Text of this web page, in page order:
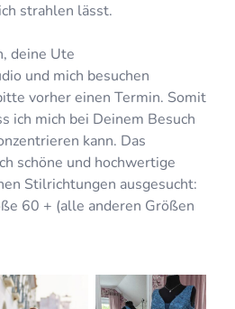
strahlen lässt.
deine Ute
und mich besuchen
vorher einen Termin. Somit
ich mich bei Deinem Besuch
kann. Das
schöne und hochwertige
Stilrichtungen ausgesucht:
60 + (alle anderen Größen